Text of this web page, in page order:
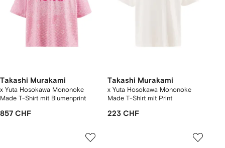
Takashi Murakami
x Yuta Hosokawa Mononoke
Made T-Shirt mit Blumenprint
857 CHF
Takashi Murakami
x Yuta Hosokawa Mononoke
Made T-Shirt mit Print
223 CHF